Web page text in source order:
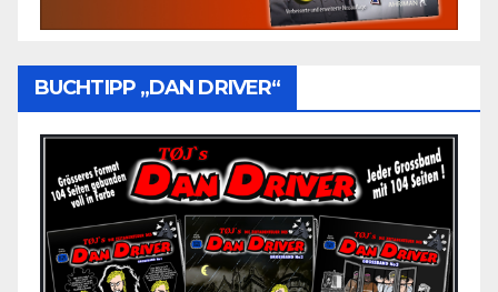
BUCHTIPP „DAN DRIVER“